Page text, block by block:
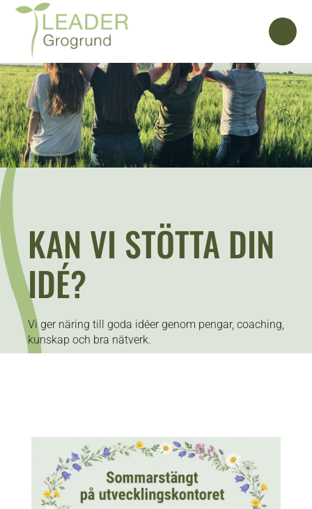
KAN VI STÖTTA DIN
IDÉ?
Vi ger näring till goda idéer genom pengar, coaching,
kunskap och bra nätverk.